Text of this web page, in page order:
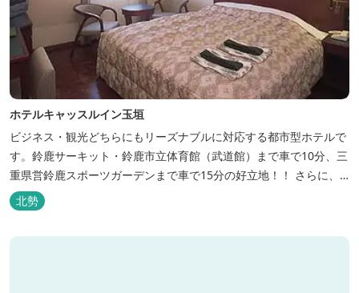
ホテルキャッスルイン玉垣
ビジネス・観光どちらにもリーズナブルに対応する都市型ホテルで
す。鈴鹿サーキット・鈴鹿市立体育館（武道館）まで車で10分、三
重県営鈴鹿スポーツガーデンまで車で15分の好立地！！ さらに、
全檜造り貸切風呂や各種サービスでお待ち致しております。
北勢